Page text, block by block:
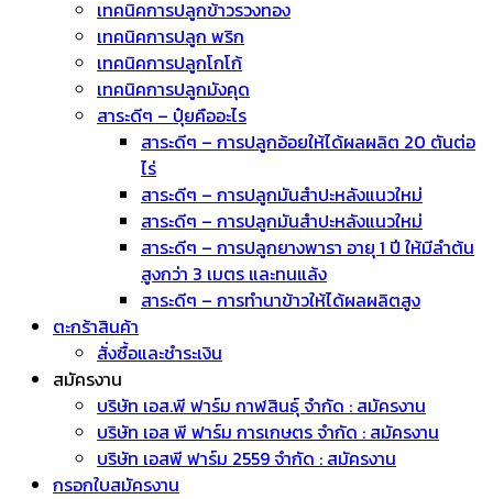
เทคนิคการปลูกข้าวรวงทอง
เทคนิคการปลูก พริก
เทคนิคการปลูกโกโก้
เทคนิคการปลูกมังคุด
สาระดีๆ – ปุ๋ยคืออะไร
สาระดีๆ – การปลูกอ้อยให้ได้ผลผลิต 20 ตันต่อ
ไร่
สาระดีๆ – การปลูกมันสำปะหลังแนวใหม่
สาระดีๆ – การปลูกมันสำปะหลังแนวใหม่
สาระดีๆ – การปลูกยางพารา อายุ 1 ปี ให้มีลำต้น
สูงกว่า 3 เมตร และทนแล้ง
สาระดีๆ – การทำนาข้าวให้ได้ผลผลิตสูง
ตะกร้าสินค้า
สั่งซื้อและชำระเงิน
สมัครงาน
บริษัท เอส.พี ฟาร์ม กาฬสินธุ์ จำกัด : สมัครงาน
บริษัท เอส พี ฟาร์ม การเกษตร จำกัด : สมัครงาน
บริษัท เอสพี ฟาร์ม 2559 จำกัด : สมัครงาน
กรอกใบสมัครงาน